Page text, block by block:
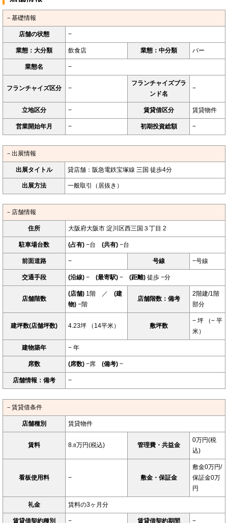
－基礎情報
店舗の状態 −
業態：大分類 飲食店 業態：中分類 バー
業態名 −
フランチャイズ区分 −
フランチャイズブラ
ンド名
−
立地区分 − 賃貸借区分 賃貸物件
営業開始年月 − 初期投資総額 −
－出展情報
出展タイトル 貸店舗：阪急電鉄宝塚線 三国 徒歩4分
出展方法 一般取引（居抜き）
－店舗情報
住所 大阪府大阪市 淀川区西三国３丁目 2
駐車場台数 (占有) −台 (共有) −台
前面道路 − 号線 −号線
交通手段 (沿線) − (最寄駅) − (距離) 徒歩 −分
店舗階数
(店舗) 1階 ／ (建
物) −階
店舗階数：備考
2階建/1階
部分
建坪数(店舗坪数) 4.23坪 （14平米） 敷坪数
− 坪 （− 平
米）
建物築年 − 年
席数 (席数) −席 (備考) −
店舗情報：備考 −
－賃貸借条件
店舗種別 賃貸物件
賃料 8.8万円(税込) 管理費・共益金
0万円(税
込)
看板使用料 − 敷金・保証金
敷金0万円/
保証金0万
円
礼金 賃料の3ヶ月分
賃貸借契約種別 − 賃貸借契約期間 −